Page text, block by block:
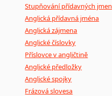
Stupňování přídavných jmen
Anglická přídavná jména
Anglická zájmena
Anglické číslovky
Příslovce v angličtině
Anglické předložky
Anglické spojky
Frázová slovesa